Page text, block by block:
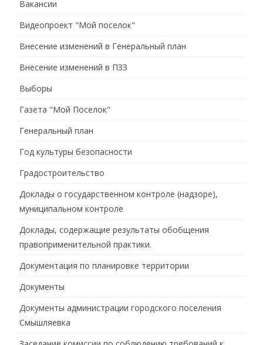
Вакансии
Видеопроект "Мой поселок"
Внесение изменений в Генеральный план
Внесение изменений в ПЗЗ
Выборы
Газета "Мой Поселок"
Генеральный план
Год культуры безопасности
Градостроительство
Доклады о государственном контроле (надзоре),
муниципальном контроле
Доклады, содержащие результаты обобщения
правоприменительной практики.
Документация по планировке территории
Документы
Документы администрации городского поселения
Смышляевка